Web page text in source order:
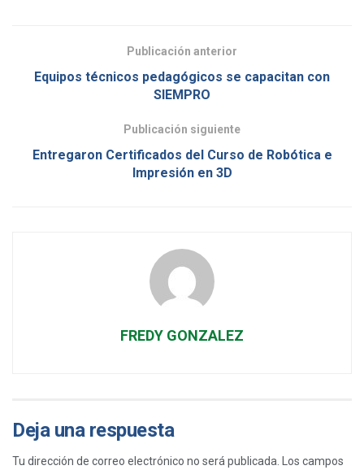
Publicación anterior
Equipos técnicos pedagógicos se capacitan con
SIEMPRO
Publicación siguiente
Entregaron Certificados del Curso de Robótica e
Impresión en 3D
FREDY GONZALEZ
Deja una respuesta
Tu dirección de correo electrónico no será publicada.
Los campos